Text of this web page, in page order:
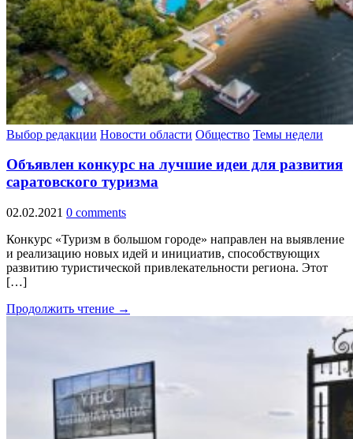
Выбор редакции Новости области Общество Темы недели
Объявлен конкурс на лучшие идеи для развития
саратовского туризма
02.02.2021 0 comments
Конкурс «Туризм в большом городе» направлен на выявление
и реализацию новых идей и инициатив, способствующих
развитию туристической привлекательности региона. Этот
[…]
Продолжить чтение →